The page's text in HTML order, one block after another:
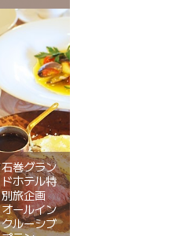
石巻グラン
ドホテル特
別旅企画
オールイン
クルーシブ